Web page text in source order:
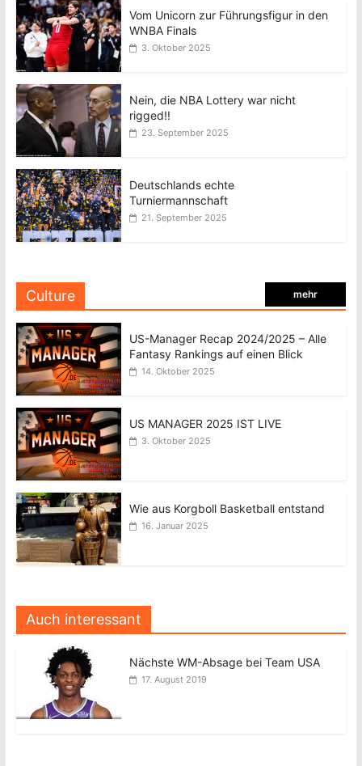
Vom Unicorn zur Führungsfigur in den
WNBA Finals
3. Oktober 2025
Nein, die NBA Lottery war nicht
rigged!!
23. September 2025
Deutschlands echte
Turniermannschaft
21. September 2025
Culture mehr
US-Manager Recap 2024/2025 – Alle
Fantasy Rankings auf einen Blick
14. Oktober 2025
US MANAGER 2025 IST LIVE
3. Oktober 2025
Wie aus Korgboll Basketball entstand
16. Januar 2025
Auch interessant
Nächste WM-Absage bei Team USA
17. August 2019